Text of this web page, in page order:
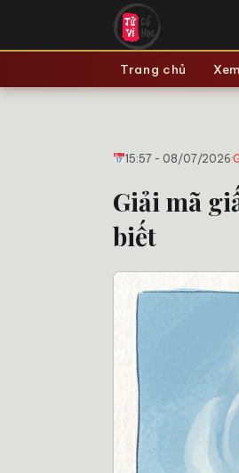
nội
Trang chủ
15:57 - 08/07/2026·
Giải mã
biết